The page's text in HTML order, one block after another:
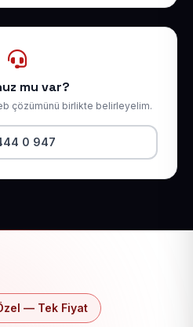
mu var?
çözümünü birlikte belirleyelim.
0 947
— Tek Fiyat